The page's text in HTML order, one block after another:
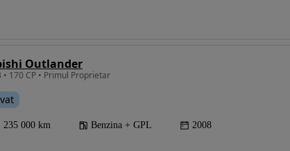
Outlander
170 CP • Primul Proprietar
235 000 km Benzina + GPL 2008